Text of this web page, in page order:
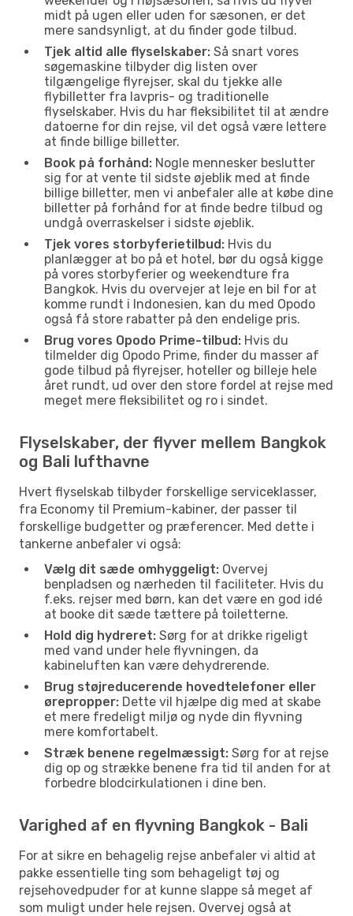
midt på ugen eller uden for sæsonen, er det
mere sandsynligt, at du finder gode tilbud.
Tjek altid alle flyselskaber: Så snart vores
søgemaskine tilbyder dig listen over
tilgængelige flyrejser, skal du tjekke alle
flybilletter fra lavpris- og traditionelle
flyselskaber. Hvis du har fleksibilitet til at ændre
datoerne for din rejse, vil det også være lettere
at finde billige billetter.
Book på forhånd: Nogle mennesker beslutter
sig for at vente til sidste øjeblik med at finde
billige billetter, men vi anbefaler alle at købe dine
billetter på forhånd for at finde bedre tilbud og
undgå overraskelser i sidste øjeblik.
Tjek vores storbyferietilbud: Hvis du
planlægger at bo på et hotel, bør du også kigge
på vores storbyferier og weekendture fra
Bangkok. Hvis du overvejer at leje en bil for at
komme rundt i Indonesien, kan du med Opodo
også få store rabatter på den endelige pris.
Brug vores Opodo Prime-tilbud: Hvis du
tilmelder dig Opodo Prime, finder du masser af
gode tilbud på flyrejser, hoteller og billeje hele
året rundt, ud over den store fordel at rejse med
meget mere fleksibilitet og ro i sindet.
Flyselskaber, der flyver mellem Bangkok
og Bali lufthavne
Hvert flyselskab tilbyder forskellige serviceklasser,
fra Economy til Premium-kabiner, der passer til
forskellige budgetter og præferencer. Med dette i
tankerne anbefaler vi også:
Vælg dit sæde omhyggeligt: Overvej
benpladsen og nærheden til faciliteter. Hvis du
f.eks. rejser med børn, kan det være en god idé
at booke dit sæde tættere på toiletterne.
Hold dig hydreret: Sørg for at drikke rigeligt
med vand under hele flyvningen, da
kabineluften kan være dehydrerende.
Brug støjreducerende hovedtelefoner eller
ørepropper: Dette vil hjælpe dig med at skabe
et mere fredeligt miljø og nyde din flyvning
mere komfortabelt.
Stræk benene regelmæssigt: Sørg for at rejse
dig op og strække benene fra tid til anden for at
forbedre blodcirkulationen i dine ben.
Varighed af en flyvning Bangkok - Bali
For at sikre en behagelig rejse anbefaler vi altid at
pakke essentielle ting som behageligt tøj og
rejsehovedpuder for at kunne slappe så meget af
som muligt under hele rejsen. Overvej også at